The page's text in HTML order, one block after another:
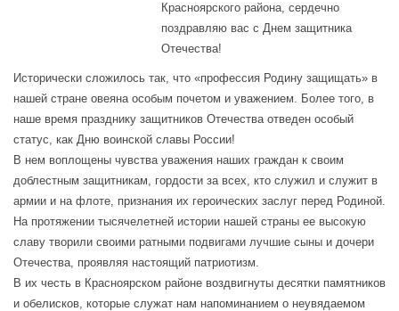
Красноярского района, сердечно
поздравляю вас с Днем защитника
Отечества!
Исторически сложилось так, что «профессия Родину защищать» в
нашей стране овеяна особым почетом и уважением. Более того, в
наше время празднику защитников Отечества отведен особый
статус, как Дню воинской славы России!
В нем воплощены чувства уважения наших граждан к своим
доблестным защитникам, гордости за всех, кто служил и служит в
армии и на флоте, признания их героических заслуг перед Родиной.
На протяжении тысячелетней истории нашей страны ее высокую
славу творили своими ратными подвигами лучшие сыны и дочери
Отечества, проявляя настоящий патриотизм.
В их честь в Красноярском районе воздвигнуты десятки памятников
и обелисков, которые служат нам напоминанием о неувядаемом